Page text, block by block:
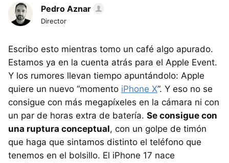
Pedro Aznar
Director
Escribo esto mientras tomo un café algo apurado.
Estamos ya en la cuenta atrás para el Apple Event.
Y los rumores llevan tiempo apuntándolo: Apple
quiere un nuevo “momento iPhone X”. Y eso no se
consigue con más megapíxeles en la cámara ni con
un par de horas extra de batería. Se consigue con
una ruptura conceptual, con un golpe de timón
que haga que sintamos distinto el teléfono que
tenemos en el bolsillo. El iPhone 17 nace